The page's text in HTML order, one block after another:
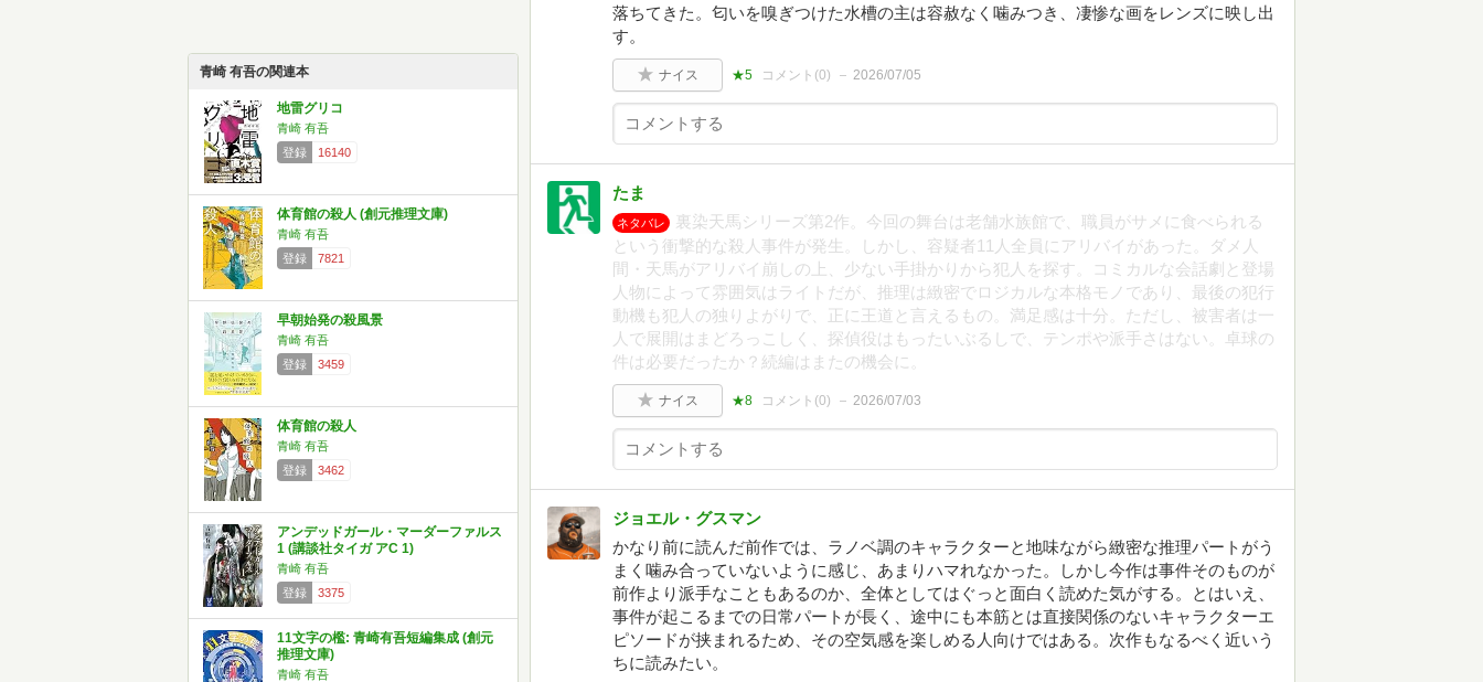
青崎 有吾の関連本
地雷グリコ
青崎 有吾
登録
16140
体育館の殺人 (創元推理文庫)
青崎 有吾
登録
7821
早朝始発の殺風景
青崎 有吾
登録
3459
体育館の殺人
青崎 有吾
登録
3462
アンデッドガール・マーダーファルス
1 (講談社タイガ アC 1)
青崎 有吾
登録
3375
11文字の檻: 青崎有吾短編集成 (創元
推理文庫)
青崎 有吾
落ちてきた。匂いを嗅ぎつけた水槽の主は容赦なく噛みつき、凄惨な画をレンズに映し出
す。⁡
ナイス ★5 コメント(0) 2026/07/05
たま
ネタバレ
裏染天馬シリーズ第2作。今回の舞台は老舗水族館で、職員がサメに食べられる
という衝撃的な殺人事件が発生。しかし、容疑者11人全員にアリバイがあった。ダメ人
間・天馬がアリバイ崩しの上、少ない手掛かりから犯人を探す。コミカルな会話劇と登場
人物によって雰囲気はライトだが、推理は緻密でロジカルな本格モノであり、最後の犯行
動機も犯人の独りよがりで、正に王道と言えるもの。満足感は十分。ただし、被害者は一
人で展開はまどろっこしく、探偵役はもったいぶるしで、テンポや派手さはない。卓球の
件は必要だったか？続編はまたの機会に。
ナイス ★8 コメント(0) 2026/07/03
ジョエル・グスマン
かなり前に読んだ前作では、ラノベ調のキャラクターと地味ながら緻密な推理パートがう
まく噛み合っていないように感じ、あまりハマれなかった。しかし今作は事件そのものが
前作より派手なこともあるのか、全体としてはぐっと面白く読めた気がする。とはいえ、
事件が起こるまでの日常パートが長く、途中にも本筋とは直接関係のないキャラクターエ
ピソードが挟まれるため、その空気感を楽しめる人向けではある。次作もなるべく近いう
ちに読みたい。